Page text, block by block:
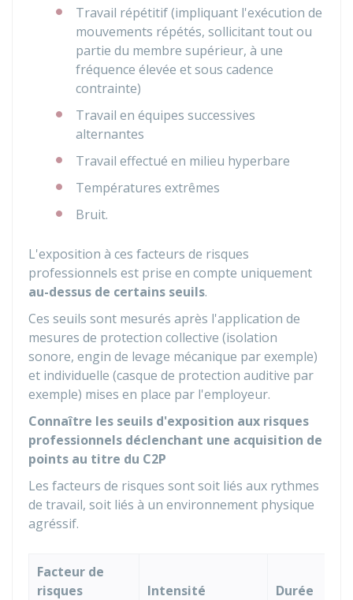
Travail répétitif (impliquant l'exécution de
mouvements répétés, sollicitant tout ou
partie du membre supérieur, à une
fréquence élevée et sous cadence
contrainte)
Travail en équipes successives
alternantes
Travail effectué en milieu hyperbare
Températures extrêmes
Bruit.
L'exposition à ces facteurs de risques
professionnels est prise en compte uniquement
au-dessus de certains seuils.
Ces seuils sont mesurés après l'application de
mesures de protection collective (isolation
sonore, engin de levage mécanique par exemple)
et individuelle (casque de protection auditive par
exemple) mises en place par l'employeur.
Connaître les seuils d'exposition aux risques
professionnels déclenchant une acquisition de
points au titre du C2P
Les facteurs de risques sont soit liés aux rythmes
de travail, soit liés à un environnement physique
agréssif.
Facteur de
risques
Intensité
Durée